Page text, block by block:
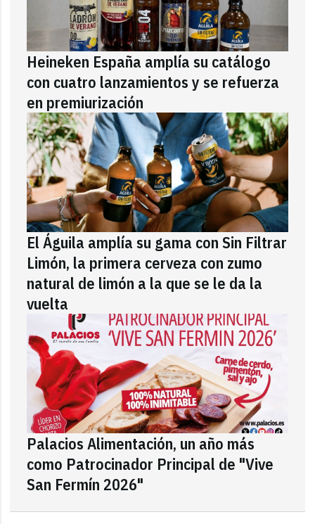
Heineken España amplía su catálogo
con cuatro lanzamientos y se refuerza
en premiurización
El Águila amplía su gama con Sin Filtrar
Limón, la primera cerveza con zumo
natural de limón a la que se le da la
vuelta
Palacios Alimentación, un año más
como Patrocinador Principal de "Vive
San Fermín 2026"